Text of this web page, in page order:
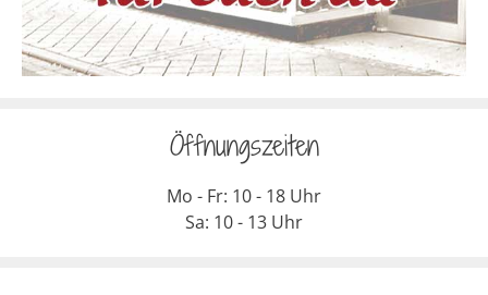
Öffnungszeiten
Mo - Fr: 10 - 18 Uhr
Sa: 10 - 13 Uhr